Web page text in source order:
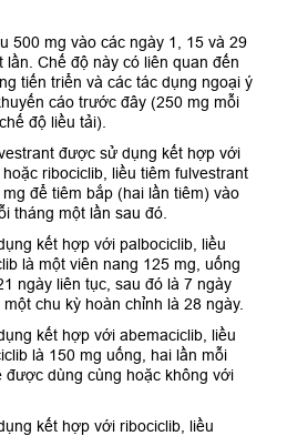
500 mg vào các ngày 1, 15 và 29
lần. Chế độ này có liên quan đến
tiến triển và các tác dụng ngoại ý
cáo trước đây (250 mg mỗi
độ liều tải).
được sử dụng kết hợp với
ribociclib, liều tiêm fulvestrant
để tiêm bắp (hai lần tiêm) vào
tháng một lần sau đó.
kết hợp với palbociclib, liều
là một viên nang 125 mg, uống
ngày liên tục, sau đó là 7 ngày
chu kỳ hoàn chỉnh là 28 ngày.
kết hợp với abemaciclib, liều
là 150 mg uống, hai lần mỗi
được dùng cùng hoặc không với
kết hợp với ribociclib, liều